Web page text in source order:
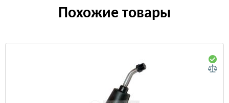
Похожие товары